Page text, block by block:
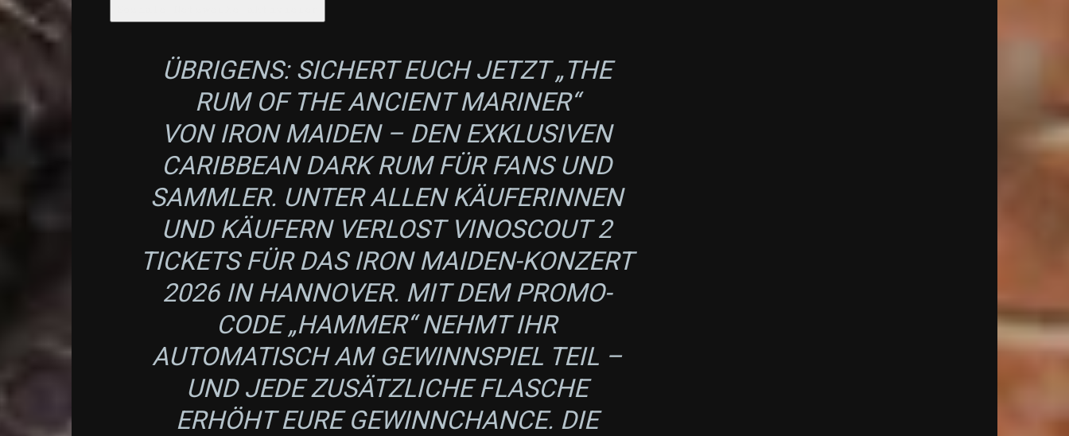
ÜBRIGENS: SICHERT EUCH JETZT „THE
RUM OF THE ANCIENT MARINER“
VON IRON MAIDEN – DEN EXKLUSIVEN
CARIBBEAN DARK RUM FÜR FANS UND
SAMMLER. UNTER ALLEN KÄUFERINNEN
UND KÄUFERN VERLOST VINOSCOUT2
TICKETS FÜR DAS IRON MAIDEN-KONZERT
2026 IN HANNOVER. MIT DEM PROMO-
CODE „HAMMER“ NEHMT IHR
AUTOMATISCH AM GEWINNSPIEL TEIL –
UND JEDE ZUSÄTZLICHE FLASCHE
ERHÖHT EURE GEWINNCHANCE. DIE